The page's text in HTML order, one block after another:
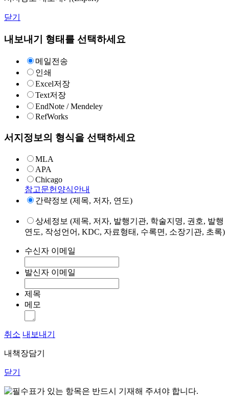
닫기
내보내기 형태를 선택하세요
메일전송
인쇄
Excel저장
Text저장
EndNote / Mendeley
RefWorks
서지정보의 형식을 선택하세요
MLA
APA
Chicago
참고문헌양식안내
간략정보 (제목, 저자, 연도)
상세정보 (제목, 저자, 발행기관, 학술지명, 권호, 발행
연도, 작성언어, KDC, 자료형태, 수록면, 소장기관, 초록)
수신자 이메일
발신자 이메일
제목
메모
취소 내보내기
내책장담기
닫기
표가 있는 항목은 반드시 기재해 주셔야 합니다.